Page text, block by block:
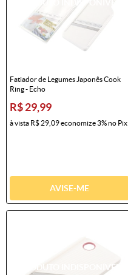
Fatiador de Legumes Japonês Cook
Ring - Echo
R$ 29,99
à vista R$ 29,09economize3%no Pix
AVISE-ME